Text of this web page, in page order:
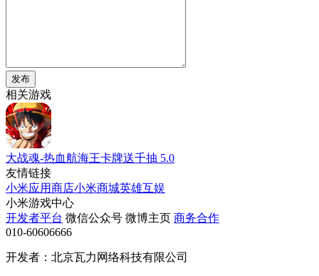
发布
相关游戏
大战魂-热血航海王卡牌送千抽 5.0
友情链接
小米应用商店小米商城英雄互娱
小米游戏中心
开发者平台 微信公众号 微博主页 商务合作
010-60606666
开发者：北京瓦力网络科技有限公司